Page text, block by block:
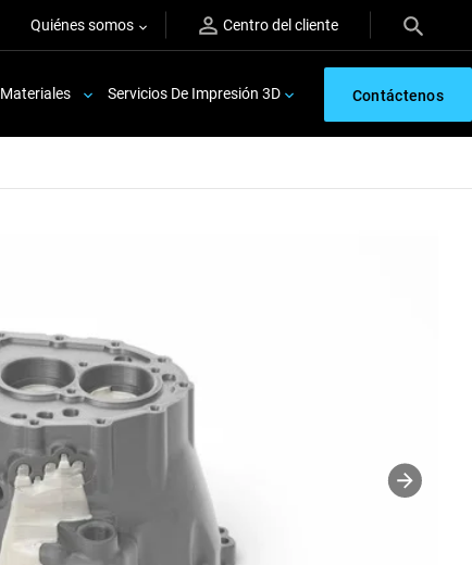
Quiénes somos Centro del cliente
Materiales Servicios De Impresión 3D Contáctenos